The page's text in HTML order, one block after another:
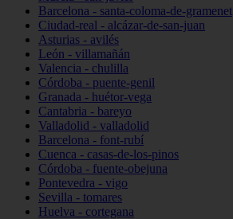
Barcelona - santa-coloma-de-gramenet
Ciudad-real - alcázar-de-san-juan
Asturias - avilés
León - villamañán
Valencia - chulilla
Córdoba - puente-genil
Granada - huétor-vega
Cantabria - bareyo
Valladolid - valladolid
Barcelona - font-rubí
Cuenca - casas-de-los-pinos
Córdoba - fuente-obejuna
Pontevedra - vigo
Sevilla - tomares
Huelva - cortegana